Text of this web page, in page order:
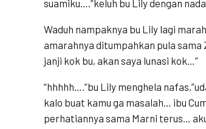
suamiku….”keluh bu Lily dengan
Waduh nampaknya bu Lily lagi
amarahnya ditumpahkan pula sama
janji kok bu, akan saya lunasi kok…”
“hhhhh….”bu Lily menghela
kalo buat kamu ga masalah… ibu
perhatiannya sama Marni terus…